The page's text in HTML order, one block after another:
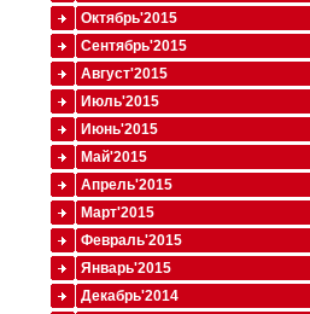
Октябрь'2015
Сентябрь'2015
Август'2015
Июль'2015
Июнь'2015
Май'2015
Апрель'2015
Март'2015
Февраль'2015
Январь'2015
Декабрь'2014